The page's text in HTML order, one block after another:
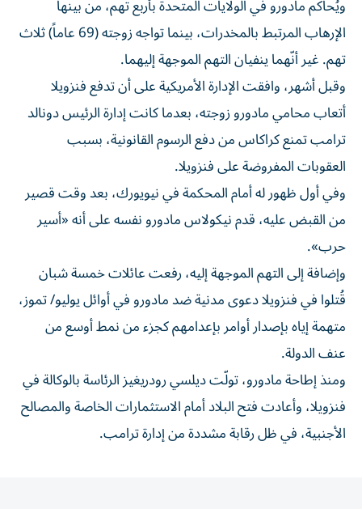
ويُحاكم مادورو في الولايات المتحدة بأربع تهم، من بينها
الإرهاب المرتبط بالمخدرات، بينما تواجه زوجته (69 عاماً) ثلاث
تهم. غير أنّهما ينفيان التهم الموجهة إليهما.
وقبل أشهر، وافقت الإدارة الأمريكية على أن تدفع فنزويلا
أتعاب محامي مادورو زوجته، بعدما كانت إدارة الرئيس دونالد
ترامب تمنع كراكاس من دفع الرسوم القانونية، بسبب
العقوبات المفروضة على فنزويلا.
وفي أول ظهور له أمام المحكمة في نيويورك، بعد وقت قصير
من القبض عليه، قدم نيكولاس مادورو نفسه على أنه «أسير
حرب».
وإضافة إلى التهم الموجهة إليه، رفعت عائلات خمسة شبان
قُتلوا في فنزويلا دعوى مدنية ضد مادورو في أوائل يوليو/ تموز،
متهمة إياه بإصدار أوامر بإعدامهم كجزء من نمط أوسع من
عنف الدولة.
ومنذ إطاحة مادورو، تولّت ديلسي رودريغيز الرئاسة بالوكالة في
فنزويلا، وأعادت فتح البلاد أمام الاستثمارات الخاصة والمصالح
الأجنبية، في ظل رقابة مشددة من إدارة ترامب.